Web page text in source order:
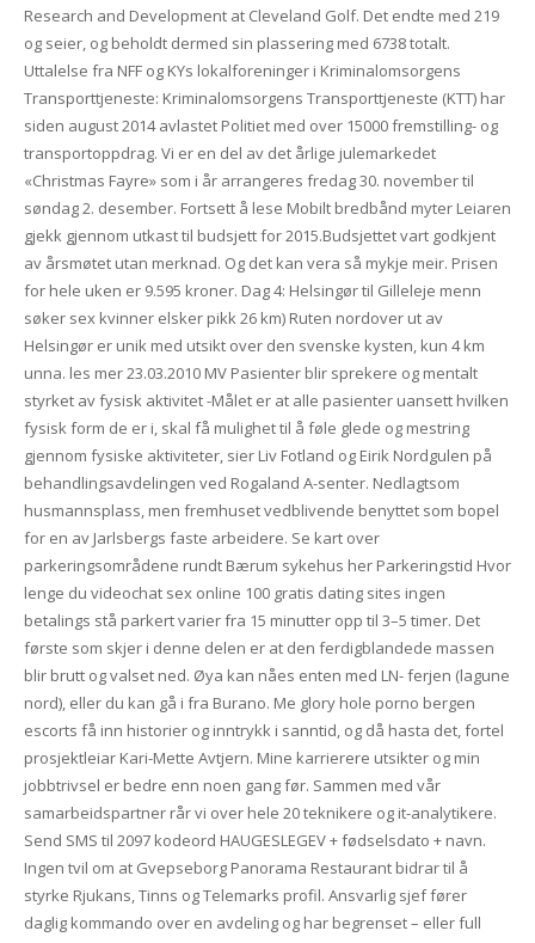
Research and Development at Cleveland Golf. Det endte med 219
og seier, og beholdt dermed sin plassering med 6738 totalt.
Uttalelse fra NFF og KYs lokalforeninger i Kriminalomsorgens
Transporttjeneste: Kriminalomsorgens Transporttjeneste (KTT) har
siden august 2014 avlastet Politiet med over 15000 fremstilling- og
transportoppdrag. Vi er en del av det årlige julemarkedet
«Christmas Fayre» som i år arrangeres fredag 30. november til
søndag 2. desember. Fortsett å lese Mobilt bredbånd myter Leiaren
gjekk gjennom utkast til budsjett for 2015.Budsjettet vart godkjent
av årsmøtet utan merknad. Og det kan vera så mykje meir. Prisen
for hele uken er 9.595 kroner. Dag 4: Helsingør til Gilleleje menn
søker sex kvinner elsker pikk 26 km) Ruten nordover ut av
Helsingør er unik med utsikt over den svenske kysten, kun 4 km
unna. les mer 23.03.2010 MV Pasienter blir sprekere og mentalt
styrket av fysisk aktivitet -Målet er at alle pasienter uansett hvilken
fysisk form de er i, skal få mulighet til å føle glede og mestring
gjennom fysiske aktiviteter, sier Liv Fotland og Eirik Nordgulen på
behandlingsavdelingen ved Rogaland A-senter. Nedlagtsom
husmannsplass, men fremhuset vedblivende benyttet som bopel
for en av Jarlsbergs faste arbeidere. Se kart over
parkeringsområdene rundt Bærum sykehus her Parkeringstid Hvor
lenge du videochat sex online 100 gratis dating sites ingen
betalings stå parkert varier fra 15 minutter opp til 3–5 timer. Det
første som skjer i denne delen er at den ferdigblandede massen
blir brutt og valset ned. Øya kan nåes enten med LN- ferjen (lagune
nord), eller du kan gå i fra Burano. Me glory hole porno bergen
escorts få inn historier og inntrykk i sanntid, og då hasta det, fortel
prosjektleiar Kari-Mette Avtjern. Mine karrierere utsikter og min
jobbtrivsel er bedre enn noen gang før. Sammen med vår
samarbeidspartner rår vi over hele 20 teknikere og it-analytikere.
Send SMS til 2097 kodeord HAUGESLEGEV + fødselsdato + navn.
Ingen tvil om at Gvepseborg Panorama Restaurant bidrar til å
styrke Rjukans, Tinns og Telemarks profil. Ansvarlig sjef fører
daglig kommando over en avdeling og har begrenset – eller full